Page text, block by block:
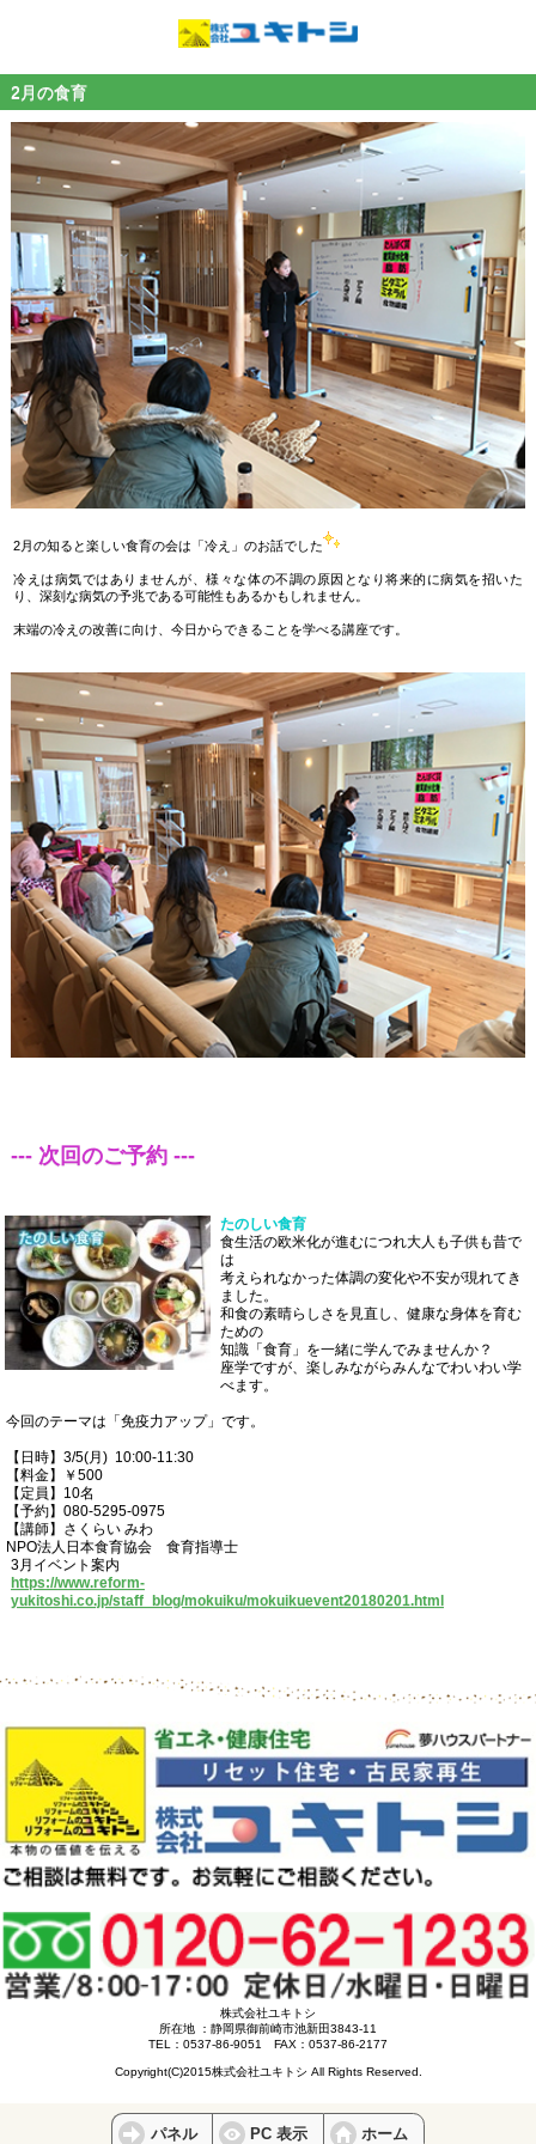
2月の食育
2月の知ると楽しい食育の会は「冷え」のお話でした
冷えは病気ではありませんが、様々な体の不調の原因となり将来的に病気を招いた
り、深刻な病気の予兆である可能性もあるかもしれません。
末端の冷えの改善に向け、今日からできることを学べる講座です。
--- 次回のご予約 ---
たのしい食育
食生活の欧米化が進むにつれ大人も子供も昔で
は
考えられなかった体調の変化や不安が現れてき
ました。
和食の素晴らしさを見直し、健康な身体を育む
ための
知識「食育」を一緒に学んでみませんか？
座学ですが、楽しみながらみんなでわいわい学
べます。
今回のテーマは「免疫力アップ」です。
【日時】3/5(月) 10:00-11:30
【料金】￥500
【定員】10名
【予約】080-5295-0975
【講師】さくらい みわ
NPO法人日本食育協会 食育指導士
3月イベント案内
https://www.reform-
yukitoshi.co.jp/staff_blog/mokuiku/mokuikuevent20180201.html
株式会社ユキトシ
所在地 ：静岡県御前崎市池新田3843-11
TEL：0537-86-9051 FAX：0537-86-2177
Copyright(C)2015株式会社ユキトシ All Rights Reserved.
パネル PC 表示 ホーム